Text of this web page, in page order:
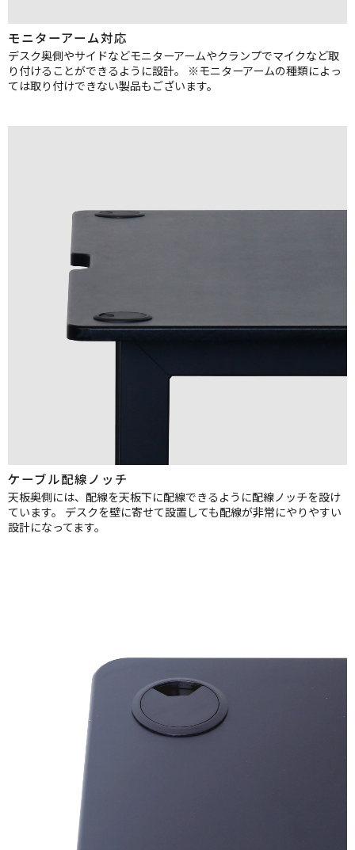
モニターアーム対応
デスク奥側やサイドなどモニターアームやクランプでマイクなど取
り付けることができるように設計。
※モニターアームの種類によっ
ては取り付けできない製品もございます。
ケーブル配線ノッチ
天板奥側には、配線を天板下に配線できるように配線ノッチを設け
ています。
デスクを壁に寄せて設置しても配線が非常にやりやすい
設計になってます。